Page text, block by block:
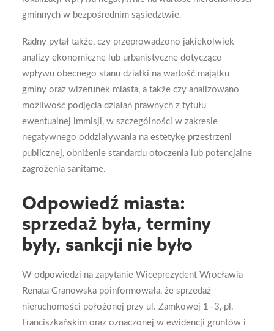
gminnych w bezpośrednim sąsiedztwie.
Radny pytał także, czy przeprowadzono jakiekolwiek
analizy ekonomiczne lub urbanistyczne dotyczące
wpływu obecnego stanu działki na wartość majątku
gminy oraz wizerunek miasta, a także czy analizowano
możliwość podjęcia działań prawnych z tytułu
ewentualnej immisji, w szczególności w zakresie
negatywnego oddziaływania na estetykę przestrzeni
publicznej, obniżenie standardu otoczenia lub potencjalne
zagrożenia sanitarne.
Odpowiedź miasta:
sprzedaż była, terminy
były, sankcji nie było
W odpowiedzi na zapytanie Wiceprezydent Wrocławia
Renata Granowska poinformowała, że sprzedaż
nieruchomości położonej przy ul. Zamkowej 1–3, pl.
Franciszkańskim oraz oznaczonej w ewidencji gruntów i